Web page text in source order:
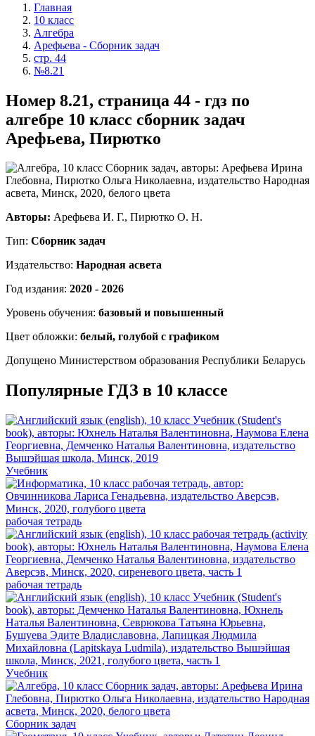
Главная
10 класс
Алгебра
Арефьева - Сборник задач
стр. 44
№8.21
Номер 8.21, страница 44 - гдз по
алгебре 10 класс сборник задач
Арефьева, Пирютко
Авторы: Арефьева И. Г., Пирютко О. Н.
Тип: Сборник задач
Издательство: Народная асвета
Год издания: 2020 - 2026
Уровень обучения: базовый и повышенный
Цвет обложки: белый, голубой с графиком
Допущено Министерством образования Республики Беларусь
Популярные ГДЗ в 10 классе
Учебник
рабочая тетрадь
рабочая тетрадь
Учебник
Сборник задач